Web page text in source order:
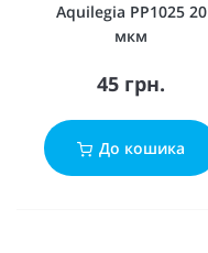
Aquilegia PP1025 20
мкм
45 грн.
До кошика